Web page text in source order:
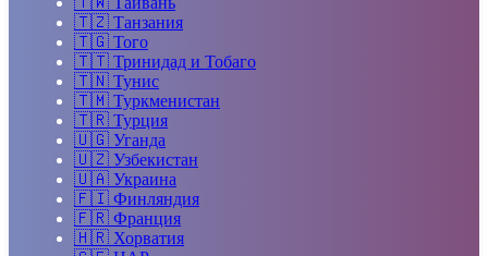
🇹🇿 Танзания
🇹🇬 Того
🇹🇹 Тринидад и Тобаго
🇹🇳 Тунис
🇹🇲 Туркменистан
🇹🇷 Турция
🇺🇬 Уганда
🇺🇿 Узбекистан
🇺🇦 Украина
🇫🇮 Финляндия
🇫🇷 Франция
🇭🇷 Хорватия